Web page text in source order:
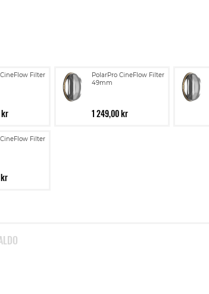
Filter
kr
PolarPro CineFlow Filter
49mm
1 249,00 kr
Filter